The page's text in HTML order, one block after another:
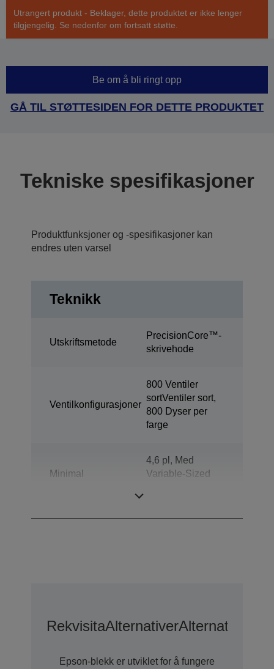
Utrangert produkt - Beklager, dette produktet er ikke lenger
tilgjengelig. Se nedenfor om fortsatt støtte.
Be om å bli ringt opp
GÅ TIL STØTTESIDEN FOR DETTE PRODUKTET
Tekniske spesifikasjoner
Produktfunksjoner og -spesifikasjoner kan
endres uten varsel
Teknikk
Utskriftsmetode
PrecisionCore™-
skrivehode
Ventilkonfigurasjoner
800 Ventiler
sortVentiler sort,
800 Dyser per
farge
Minimal
4,6 pl, Med
Variable-Sized
RekvisitaAlternativerAlternativer
Epson-blekk er utviklet for å fungere